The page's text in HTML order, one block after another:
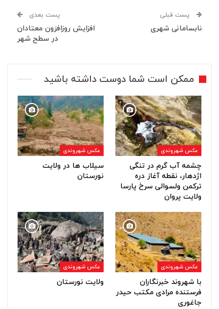
پست قبلی
نابسامانی شهری
پست بعدی
افزایش روزافزون معتادان
در سطح شهر
ممکن است شما دوست داشته باشید
عکس شهروندی
چشمه آب گرم در تنگی
اژدهار، نقطه آغاز دره
ترکمن ولسوالی سرخ پارسا
ولایت پروان
عکس شهروندی
سیلاب ها در ولایت
نورستان
عکس شهروندی
با شهروند خبرنگاران
فرستنده مرادی مکتب حیدر
جاغوری
عکس شهروندی
ولایت نورستان